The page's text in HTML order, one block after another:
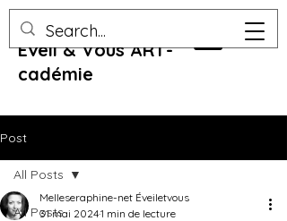
Eveil & Vous ART-
cadémie
Post
All Posts
All Posts
Melleseraphine-net Éveiletvous
31 mai 20241 min de lecture